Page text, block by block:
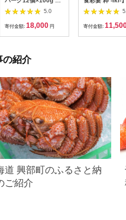
1200g 冷凍 小分け 池
田牛 テレビで紹介 ブ
ランド牛 牛肉 お肉 北
5.0
寄付金額: 18,000 円
りがっことクリ
ーズの味噌漬け
り×3パック 惣
く場合がござい
寄付金額:
の紹介
道 興部町のふるさと納
ご紹介